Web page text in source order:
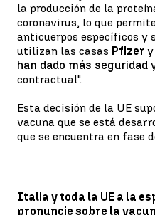
la producción de la
coronavirus, lo que
anticuerpos específicos y
utilizan las casas Pfizer y
han dado más seguridad
contractual".
Esta decisión de la UE
vacuna que se está
que se encuentra en fase
Italia y toda la UE a la
pronuncie sobre la